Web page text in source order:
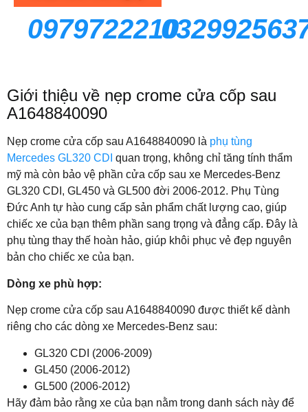
0979722210
Giới thiệu về nẹp crome cửa cốp sau
A1648840090
Nẹp crome cửa cốp sau A1648840090 là phụ tùng
Mercedes GL320 CDI quan trọng, không chỉ tăng tính thẩm
mỹ mà còn bảo vệ phần cửa cốp sau xe Mercedes-Benz
GL320 CDI, GL450 và GL500 đời 2006-2012. Phụ Tùng
Đức Anh tự hào cung cấp sản phẩm chất lượng cao, giúp
chiếc xe của bạn thêm phần sang trọng và đẳng cấp. Đây là
phụ tùng thay thế hoàn hảo, giúp khôi phục vẻ đẹp nguyên
bản cho chiếc xe của bạn.
Dòng xe phù hợp:
Nẹp crome cửa cốp sau A1648840090 được thiết kế dành
riêng cho các dòng xe Mercedes-Benz sau:
GL320 CDI (2006-2009)
GL450 (2006-2012)
GL500 (2006-2012)
Hãy đảm bảo rằng xe của bạn nằm trong danh sách này để